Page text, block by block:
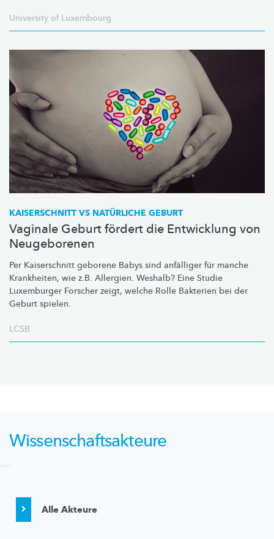
University of Luxembourg
KAISERSCHNITT VS NATÜRLICHE GEBURT
Vaginale Geburt fördert die Entwicklung von
Neugeborenen
Per Kaiserschnitt geborene Babys sind anfälliger für manche
Krankheiten, wie z.B. Allergien. Weshalb? Eine Studie
Luxemburger Forscher zeigt, welche Rolle Bakterien bei der
Geburt spielen.
LCSB
Wissenschaftsakteure
Alle Akteure